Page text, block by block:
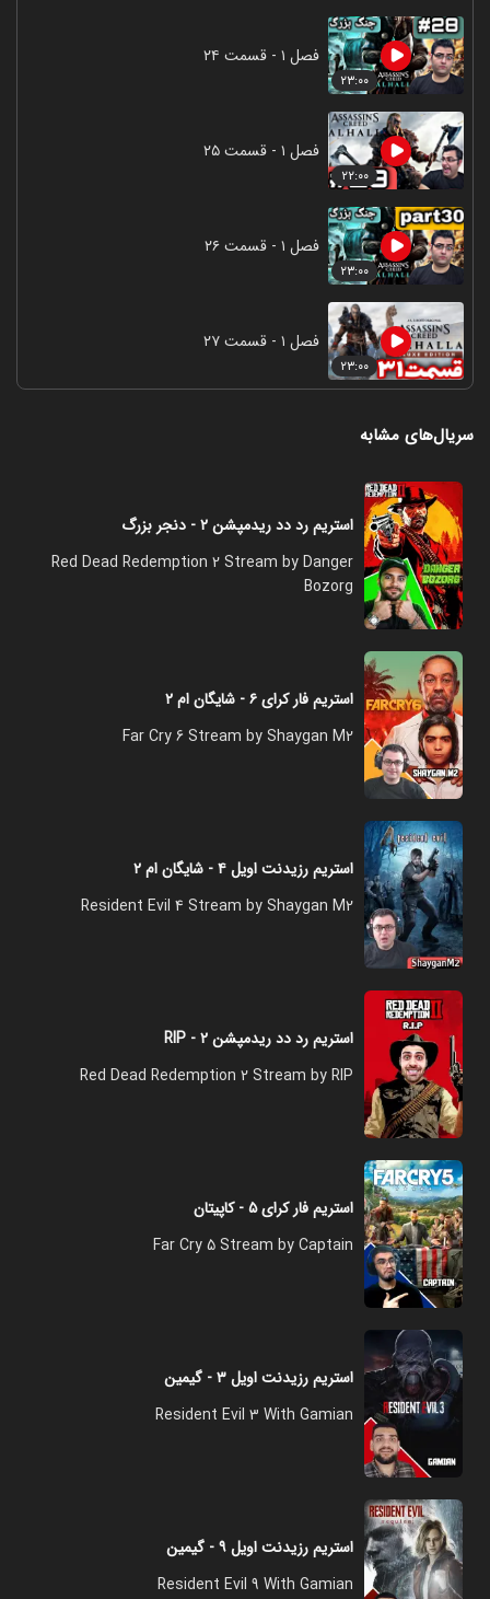
۲۳:۰۰
فصل ۱ - قسمت ۲۴
۲۲:۰۰
فصل ۱ - قسمت ۲۵
۲۳:۰۰
فصل ۱ - قسمت ۲۶
۲۳:۰۰
فصل ۱ - قسمت ۲۷
سریال‌های مشابه
استریم رد دد ریدمپشن ۲ - دنجر بزرگ
Red Dead Redemption 2 Stream by Danger
Bozorg
استریم فار کرای ۶ - شایگان ام ۲
Far Cry 6 Stream by Shaygan M2
استریم رزیدنت اویل ۴ - شایگان ام ۲
Resident Evil 4 Stream by Shaygan M2
استریم رد دد ریدمپشن ۲ - RIP
Red Dead Redemption 2 Stream by RIP
استریم فار کرای ۵ - کاپیتان
Far Cry 5 Stream by Captain
استریم رزیدنت اویل ۳ - گیمین
Resident Evil 3 With Gamian
استریم رزیدنت اویل ۹ - گیمین
Resident Evil 9 With Gamian